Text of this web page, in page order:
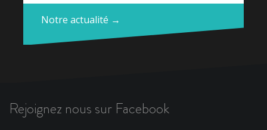
Notre actualité →
Rejoignez nous sur Facebook